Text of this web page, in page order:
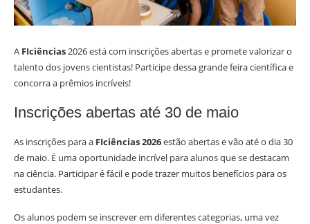
A FIciências2026 está com inscrições abertas e promete valorizar o
talento dos jovens cientistas! Participe dessa grande feira científica e
concorra a prêmios incríveis!
Inscrições abertas até 30 de maio
As inscrições para a FIciências 2026estão abertas e vão até o dia 30
de maio. É uma oportunidade incrível para alunos que se destacam
na ciência. Participar é fácil e pode trazer muitos benefícios para os
estudantes.
Os alunos podem se inscrever em diferentes categorias, uma vez